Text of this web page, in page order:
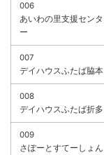
006
あいわの里支援センタ
ー
007
デイハウスふたば脇本
008
デイハウスふたば折多
009
さぽーとすてーしょん